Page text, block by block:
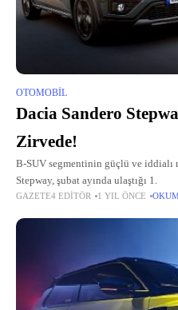
OTOMOBIL
Dacia Sandero
Zirvede!
B-SUV segmentinin güçlü ve iddialı
Stepway, şubat ayında ulaştığı 1.
GAZETE4 EDITÖR 1 YIL ÖNCE